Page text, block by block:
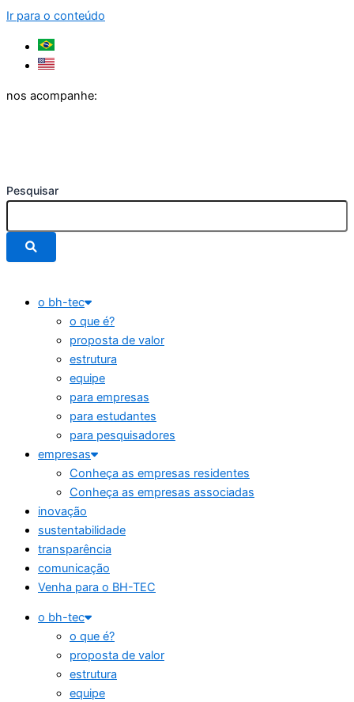
Ir para o conteúdo
nos acompanhe:
Pesquisar
o bh-tec
o que é?
proposta de valor
estrutura
equipe
para empresas
para estudantes
para pesquisadores
empresas
Conheça as empresas residentes
Conheça as empresas associadas
inovação
sustentabilidade
transparência
comunicação
Venha para o BH-TEC
o bh-tec
o que é?
proposta de valor
estrutura
equipe